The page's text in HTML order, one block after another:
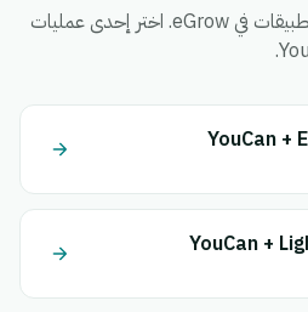
قم ببناء مهام عمل متعددة التطبيقات في eGrow. اختر إحدى عمليات
YouCan +
YouCan +